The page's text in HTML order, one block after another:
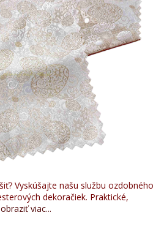
Vyskúšajte našu službu ozdobného
dekoračiek. Praktické,
viac...